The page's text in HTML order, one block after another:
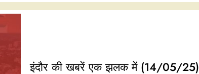
इंदौर की खबरें एक झलक में (14/05/25)